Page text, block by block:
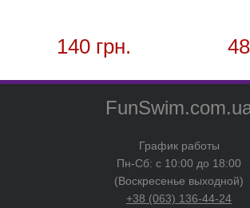
140 грн.
График работы
Пн-Сб: с 10:00 до 18:00
(Воскресенье выходной)
+38 (063) 136-44-24